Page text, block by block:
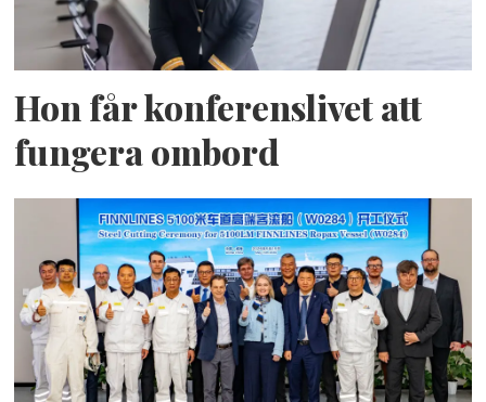
Hon får konferenslivet att
fungera ombord